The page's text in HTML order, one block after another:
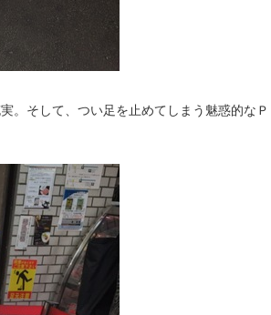
。そして、つい足を止めてしまう魅惑的なＰ